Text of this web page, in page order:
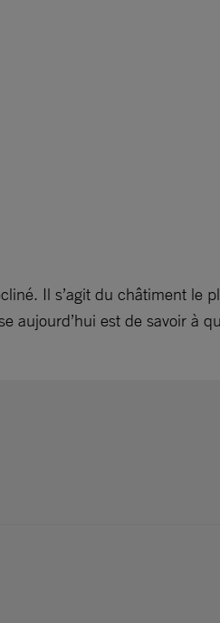
Il s’agit du châtiment le
aujourd’hui est de savoir à